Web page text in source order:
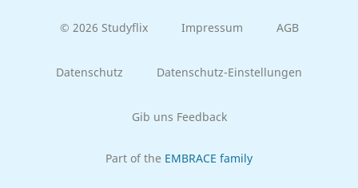
© 2026 Studyflix Impressum AGB
Datenschutz Datenschutz-Einstellungen
Gib uns Feedback
Part of the EMBRACE family